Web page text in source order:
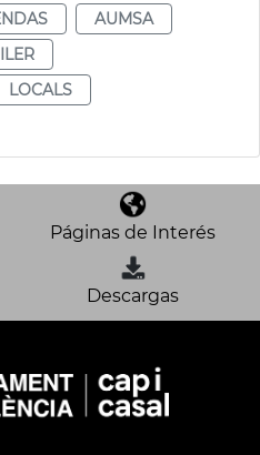
AUMSA
LOCALS
Páginas de Interés
Descargas